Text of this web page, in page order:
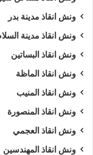
ونش انقاذ مدينة بدر
ونش انقاذ مدينة
ونش انقاذ البساتين
ونش انقاذ الماظة
ونش انقاذ المنيب
ونش انقاذ المنصورة
ونش انقاذ العجمي
ونش انقاذ المهندسين